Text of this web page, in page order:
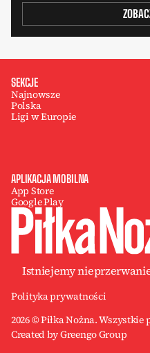
SEKCJE
Najnowsze
Polska
Ligi w Europie
APLIKACJA MOBILNA
App Store
Google Play
Istniejemy
Polityka prywatności
2026 © Piłka Nożna. Wszystkie
Created by Greengo Group